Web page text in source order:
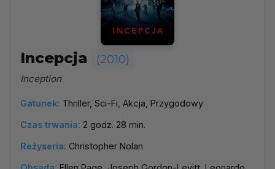
Incepcja (2010)
Inception
Gatunek: Thriller, Sci-Fi, Akcja, Przygodowy
Czas trwania: 2 godz. 28 min.
Reżyseria: Christopher Nolan